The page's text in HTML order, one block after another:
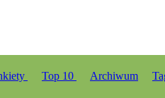
Top 10 Archiwum